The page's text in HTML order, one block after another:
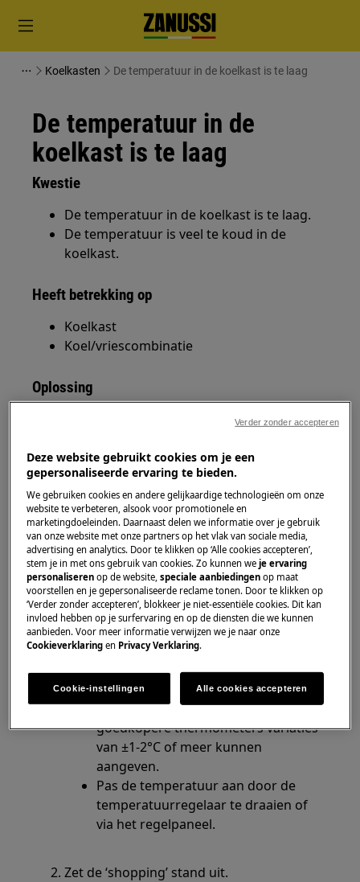
Koelkasten De temperatuur in de koelkast is te laag
De temperatuur in de
koelkast is te laag
Kwestie
De temperatuur in de koelkast is te laag.
De temperatuur is veel te koud in de
koelkast.
Heeft betrekking op
Koelkast
Koel/vriescombinatie
Oplossing
Controleer of het apparaat op de juiste
Meet de temperatuur met een
thermometer in een glas water dat in
de koelkast geplaatst is.
Als de luchttemperatuur tussen +4
tot +5°C ligt, functioneert de koelkast
op de juiste manier.
De kerntemperatuur van
levensmiddelen is belangrijker dan de
binnentemperatuur van de koelkast,
omdat de luchttemperatuur tijdens
iedere afkoelcyclus (tussen het
starten en stoppen van de
koelcompressor) zal fluctueren.
Houd er rekening mee dat
goedkopere thermometers variaties
van ±1-2°C of meer kunnen
aangeven.
Pas de temperatuur aan door de
temperatuurregelaar te draaien of
via het regelpaneel.
Zet de ‘shopping’ stand uit.
Deze website gebruikt cookies om je een
gepersonaliseerde ervaring te bieden.
We gebruiken cookies en andere gelijkaardige technologieën om onze
website te verbeteren, alsook voor promotionele en
marketingdoeleinden. Daarnaast delen we informatie over je gebruik
van onze website met onze partners op het vlak van sociale media,
advertising en analytics. Door te klikken op ‘Alle cookies accepteren’,
stem je in met ons gebruik van cookies. Zo kunnen weje ervaring
personaliseren op de website,speciale aanbiedingen op maat
voorstellen en je gepersonaliseerde reclame tonen. Door te klikken op
‘Verder zonder accepteren’, blokkeer je niet-essentiële cookies. Dit kan
invloed hebben op je surfervaring en op de diensten die we kunnen
aanbieden. Voor meer informatie verwijzen we je naar onze
Cookieverklaring en Privacy Verklaring.
Cookie-instellingen Alle cookies accepteren
Verder zonder accepteren